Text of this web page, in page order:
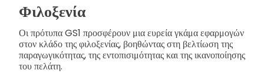
Φιλοξενία
Οι πρότυπα GS1 προσφέρουν μια ευρεία γκάμα εφαρμογών
στον κλάδο της φιλοξενίας, βοηθώντας στη βελτίωση της
παραγωγικότητας, της εντοπισιμότητας και της ικανοποίησης
του πελάτη.